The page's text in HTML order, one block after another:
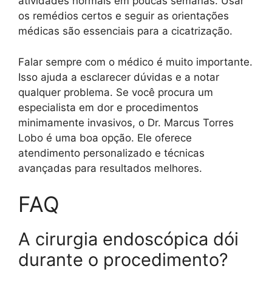
os remédios certos e seguir as orientações
médicas são essenciais para a cicatrização.
Falar sempre com o médico é muito importante.
Isso ajuda a esclarecer dúvidas e a notar
qualquer problema. Se você procura um
especialista em dor e procedimentos
minimamente invasivos, o Dr. Marcus Torres
Lobo é uma boa opção. Ele oferece
atendimento personalizado e técnicas
avançadas para resultados melhores.
FAQ
A cirurgia endoscópica dói
durante o procedimento?